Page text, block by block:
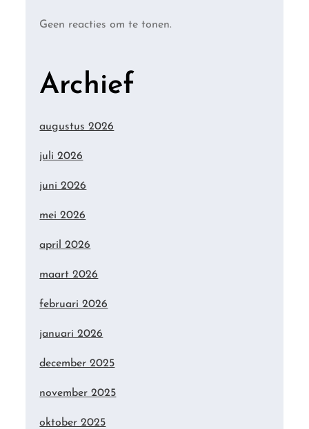
Geen reacties om te tonen.
Archief
augustus 2026
juli 2026
juni 2026
mei 2026
april 2026
maart 2026
februari 2026
januari 2026
december 2025
november 2025
oktober 2025